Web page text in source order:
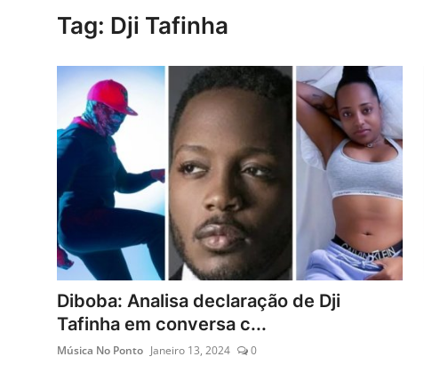
Tag: Dji Tafinha
Diboba: Analisa declaração de Dji
Tafinha em conversa c...
Música No Ponto Janeiro 13, 2024 0